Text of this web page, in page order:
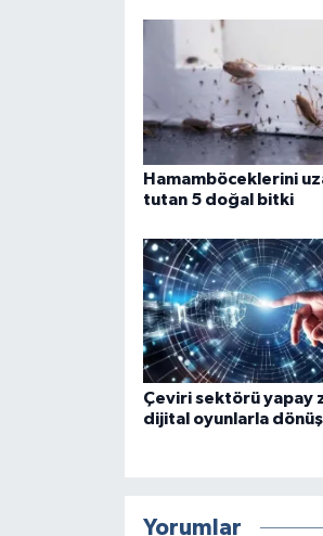
Hamamböceklerini
tutan 5 doğal bitki
Çeviri sektörü yapay
dijital oyunlarla
Yorumlar